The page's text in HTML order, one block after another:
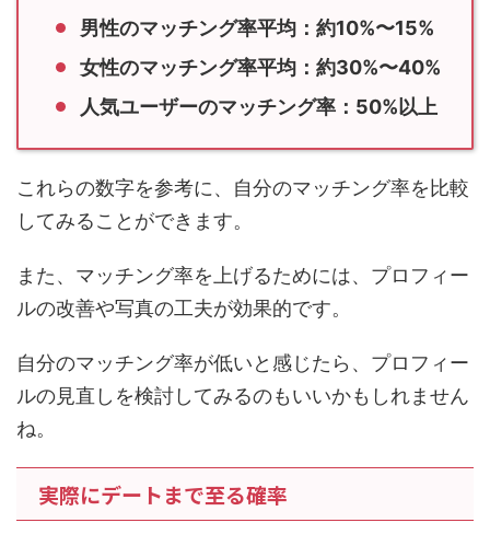
女性のマッチング率平均：約30%〜40%
人気ユーザーのマッチング率：50%以上
これらの数字を参考に、自分のマッチング率を比較
してみることができます。
ルの改善や写真の工夫が効果的です。
ルの見直しを検討してみるのもいいかもしれません
ね。
実際にデートまで至る確率
マッチングした後、実際にデートまで発展する確率